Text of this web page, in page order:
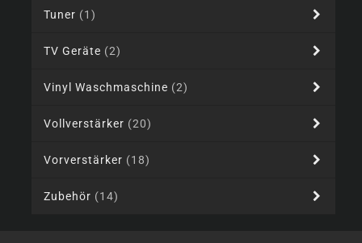
Tuner (1)
TV Geräte (2)
Vinyl Waschmaschine (2)
Vollverstärker (20)
Vorverstärker (18)
Zubehör (14)